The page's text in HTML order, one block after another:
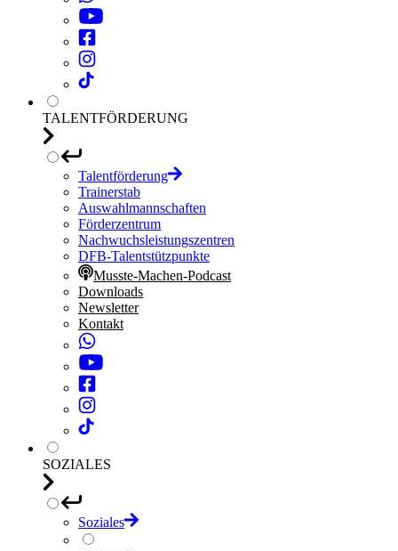
TALENTFÖRDERUNG
Talentförderung
Trainerstab
Auswahlmannschaften
Förderzentrum
Nachwuchsleistungszentren
DFB-Talentstützpunkte
Musste-Machen-Podcast
Downloads
Newsletter
Kontakt
SOZIALES
Soziales